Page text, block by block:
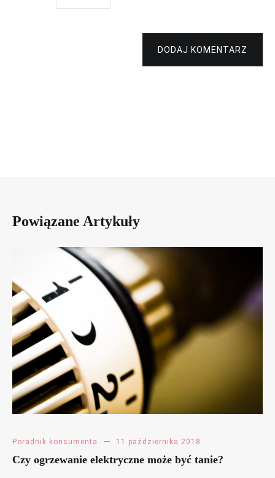
DODAJ KOMENTARZ
Powiązane Artykuły
Poradnik konsumenta 11 października 2018
Czy ogrzewanie elektryczne może być tanie?